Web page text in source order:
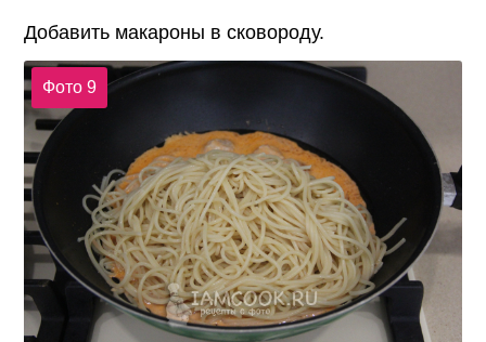
Добавить макароны в сковороду.
Фото 9